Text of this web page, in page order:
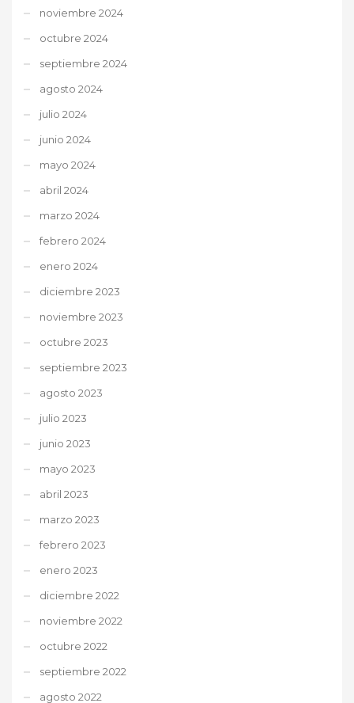
noviembre 2024
octubre 2024
septiembre 2024
agosto 2024
julio 2024
junio 2024
mayo 2024
abril 2024
marzo 2024
febrero 2024
enero 2024
diciembre 2023
noviembre 2023
octubre 2023
septiembre 2023
agosto 2023
julio 2023
junio 2023
mayo 2023
abril 2023
marzo 2023
febrero 2023
enero 2023
diciembre 2022
noviembre 2022
octubre 2022
septiembre 2022
agosto 2022